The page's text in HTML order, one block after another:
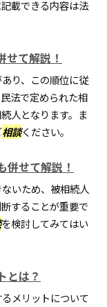
載できる内容は法
て解説！
り、この順位に従
法で定められた相
人となります。ま
相談ください。
併せて解説！
いため、被相続人
することが重要で
を検討してみてはい
とは？
メリットについて